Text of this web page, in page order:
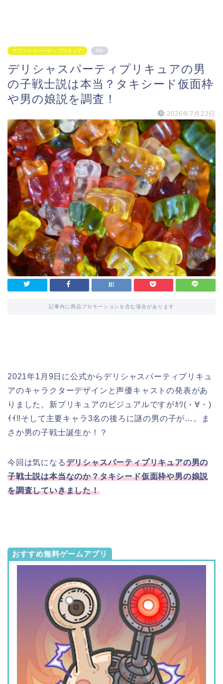
デリシャスパーティプリキュア PR
デリシャスパーティプリキュアの男
の子戦士説は本当？タキシード仮面枠
や男の娘説を調査！
2026年7月23日
記事内に商品プロモーションを含む場合があります
2021年1月9日に公式からデリシャスパーティプリキュ
アのキャラクターデザインと声優キャストの発表があ
りました。新プリキュアのビジュアルですがｶﾜ(・∀・)
ｲｲ!!そして主要キャラ3名の後ろに謎の男の子が…。ま
さか男の子戦士誕生か！？
今回は気になるデリシャスパーティプリキュアの男の
子戦士説は本当なのか？タキシード仮面枠や男の娘説
を調査していきました！
おすすめ無料ゲームアプリ